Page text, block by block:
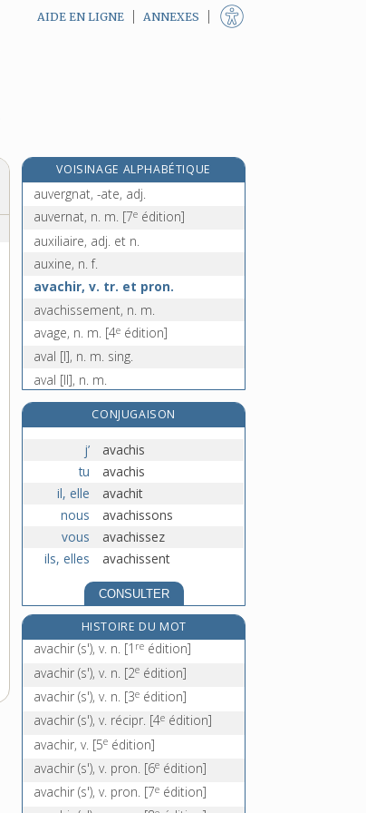
AIDE EN LIGNE ANNEXES
VOISINAGE ALPHABÉTIQUE
auvent, n. m.
auvergnat, -ate, adj.
auvernat, n. m. [7e édition]
auxiliaire, adj. et n.
auxine, n. f.
avachir, v. tr. et pron.
avachissement, n. m.
avage, n. m. [4e édition]
aval [I], n. m. sing.
aval [II], n. m.
avalaison, n. f.
avalanche, n. f.
avalasse, n. f.[7eédition]
avalé, -ée, adj.
avaler, v. tr.
CONJUGAISON
j’
avachis
tu
avachis
il, elle
avachit
nous
avachissons
vous
avachissez
ils, elles
avachissent
CONSULTER
HISTOIRE DU MOT
avachir (s'), v. n. [1 re édition]
avachir (s'), v. n. [2e édition]
avachir (s'), v. n. [3e édition]
avachir (s'), v. récipr. [4e édition]
avachir, v. [5e édition]
avachir (s'), v. pron. [6e édition]
avachir (s'), v. pron. [7e édition]